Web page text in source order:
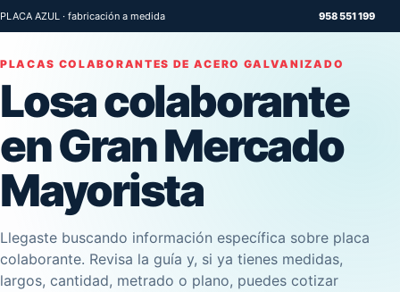
PLACA AZUL · fabricación a medida 958 551 199
PLACAS COLABORANTES DE ACERO GALVANIZADO
Losa colaborante
en Gran Mercado
Mayorista
Llegaste buscando información específica sobre placa
colaborante. Revisa la guía y, si ya tienes medidas,
largos, cantidad, metrado o plano, puedes cotizar